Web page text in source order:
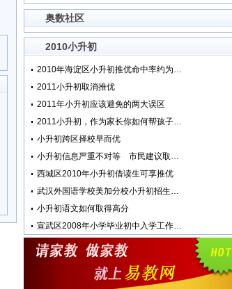
奥数社区
2010小升初
2010年海淀区小升初推优命中率约为66%
2011小升初取消推优
2011年小升初应该避免的两大误区
2011小升初，作为家长你如何帮孩子取胜？
小升初跨区择校早而优
小升初信息严重不对等 市民建议取消推优
西城区2010年小升初借读生可享推优
武汉外国语学校美加分校小升初招生考试通知
小升初语文如何取得高分
宣武区2008年小学毕业初中入学工作情况介绍